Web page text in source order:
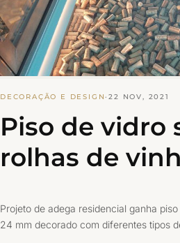
DECORAÇÃO E DESIGN·22 NOV, 2021
Piso de vidro
rolhas de
Projeto de adega residencial ganha
24 mm decorado com diferentes tipos